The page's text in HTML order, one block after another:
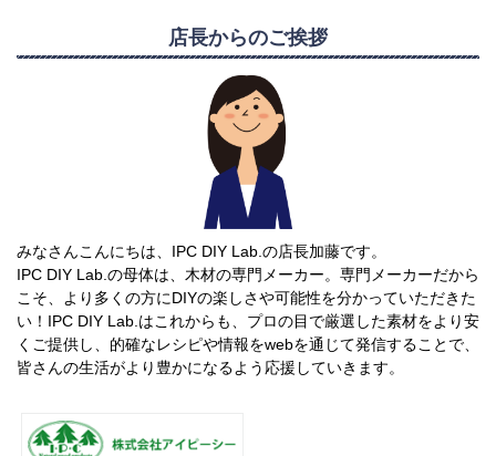
店長からのご挨拶
みなさんこんにちは、IPC DIY Lab.の店長加藤です。
IPC DIY Lab.の母体は、木材の専門メーカー。専門メーカーだから
こそ、より多くの方にDIYの楽しさや可能性を分かっていただきた
い！IPC DIY Lab.はこれからも、プロの目で厳選した素材をより安
くご提供し、的確なレシピや情報をwebを通じて発信することで、
皆さんの生活がより豊かになるよう応援していきます。